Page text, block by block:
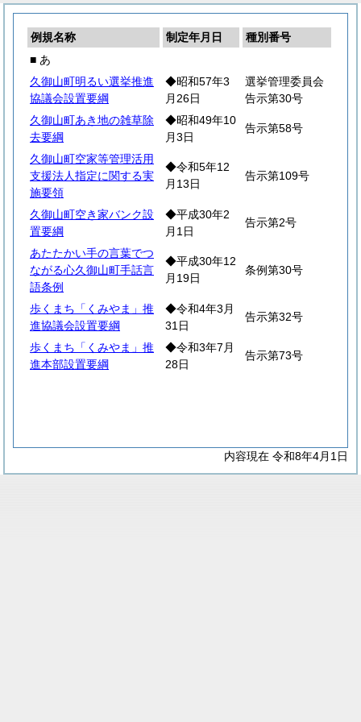
例規名称 制定年月日
種別番号
■ あ
久御山町明るい選挙推進
協議会設置要綱
◆昭和57年3
月26日
選挙管理委員会
告示第30号
久御山町あき地の雑草除
去要綱
◆昭和49年10
月3日
告示第58号
久御山町空家等管理活用
支援法人指定に関する実
施要領
◆令和5年12
月13日
告示第109号
久御山町空き家バンク設
置要綱
◆平成30年2
月1日
告示第2号
あたたかい手の言葉でつ
ながる心久御山町手話言
語条例
◆平成30年12
月19日
条例第30号
歩くまち「くみやま」推
進協議会設置要綱
◆令和4年3月
31日
告示第32号
歩くまち「くみやま」推
進本部設置要綱
◆令和3年7月
28日
告示第73号
内容現在 令和8年4月1日